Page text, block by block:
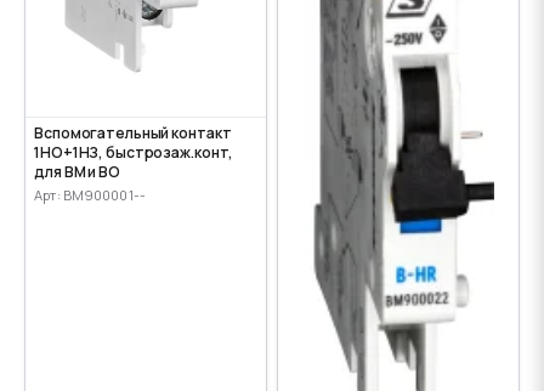
Вспомогательный контакт
1НО+1НЗ, быстрозаж.конт,
для ВМ и ВО
Арт: BM900001--